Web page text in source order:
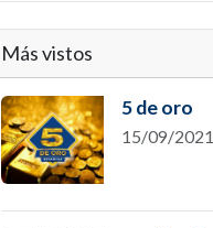
Más vistos
5 de oro
15/09/2021